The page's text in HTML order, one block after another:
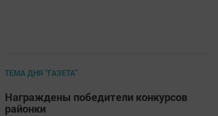
ТЕМА ДНЯ "ГАЗЕТА"
Награждены победители конкурсов
районки